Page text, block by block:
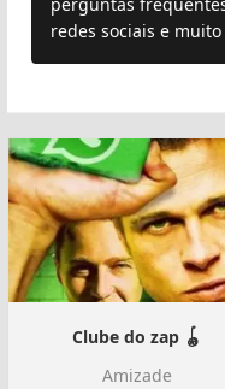
redes sociais e muito
Clube do zap 🪀
Amizade